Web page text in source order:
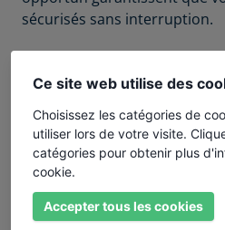
sécurisés sans interruption.
SwissSign est un fournisseur
services de confiance (TSP)
secteur. Ses services
infrastructure à clés
qui permet la délivrance de
sécurisés, de signatures
SwissSign est certifiée par
Ce site web utilise des
Choisissez les catégories de
utiliser lors de votre visite.
catégories pour obtenir plus
cookie.
Accepter tous les cookies